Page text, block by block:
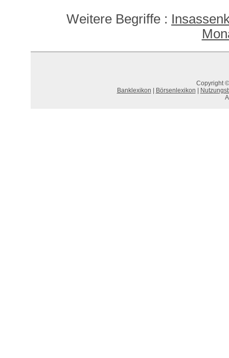
Weitere Begriffe :
Copyright
Banklexikon
Börsenlexikon